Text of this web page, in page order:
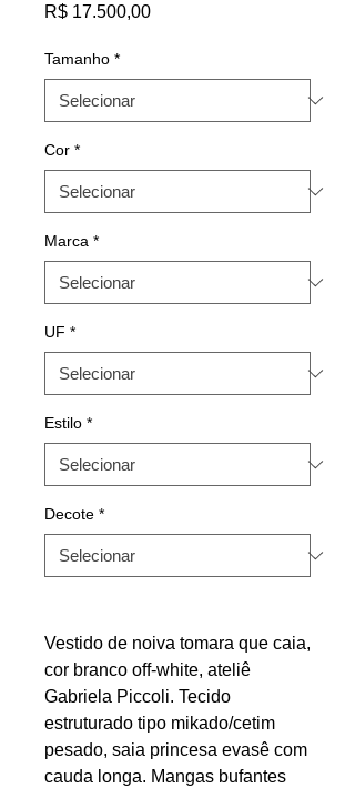
R$ 17.500,00Preço
Tamanho *
Cor *
Marca *
UF *
Estilo *
Decote *
Vestido de noiva tomara que caia,
cor branco off-white, ateliê
Gabriela Piccoli. Tecido
estruturado tipo mikado/cetim
pesado, saia princesa evasê com
cauda longa. Mangas bufantes